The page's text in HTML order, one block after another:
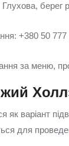
берег
+380 50 777
за меню,
як варіант
для